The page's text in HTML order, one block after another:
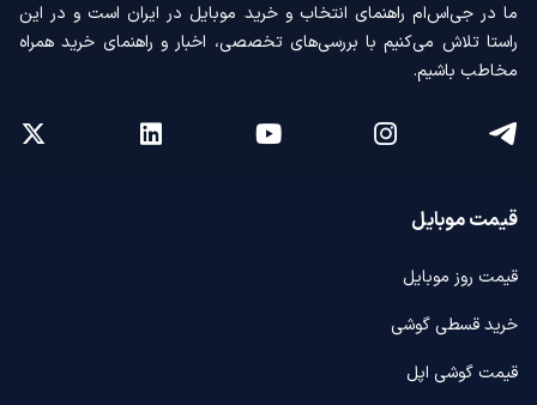
ما در جی‌اس‌ام راهنمای انتخاب و خرید موبایل در ایران است و در این
راستا تلاش می‌کنیم با بررسی‌های تخصصی، اخبار و راهنمای خرید همراه
مخاطب باشیم.
قیمت موبایل
قیمت روز موبایل
خرید قسطی گوشی
قیمت گوشی اپل